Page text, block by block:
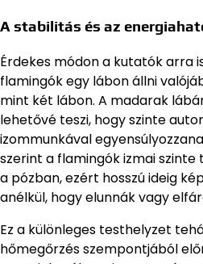
A stabilitás és az
Érdekes módon a kutatók arra
flamingók egy lábon állni
mint két lábon. A madarak
lehetővé teszi, hogy szinte
izommunkával
szerint a flamingók izmai
a pózban, ezért hosszú ideig
anélkül, hogy elunnák vagy
Ez a különleges testhelyzet
hőmegőrzés szempontjából